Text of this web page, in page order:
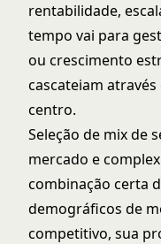
rentabilidade,
tempo vai para
ou crescimento
cascateiam
centro.
Seleção de mix de
mercado e
combinação certa
demográficos de
competitivo, sua